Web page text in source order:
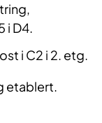
i D4.
i C2 i 2. etg.
etablert.